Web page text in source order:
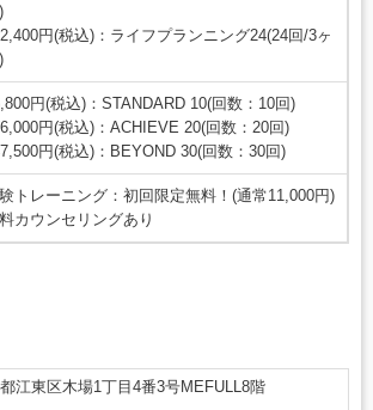
円(税込)：ライフプランニング24(24回/3ヶ
円(税込)：STANDARD 10(回数：10回)
円(税込)：ACHIEVE 20(回数：20回)
円(税込)：BEYOND 30(回数：30回)
トレーニング：初回限定無料！(通常11,000円)
カウンセリングあり
江東区木場1丁目4番3号MEFULL8階